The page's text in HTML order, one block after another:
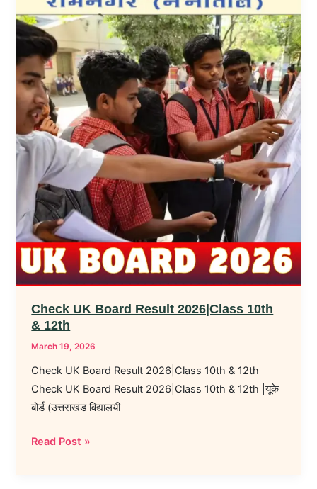
Check UK Board Result 2026|Class 10th
& 12th
March 19, 2026
Check UK Board Result 2026|Class 10th & 12th
Check UK Board Result 2026|Class 10th & 12th |यूके
बोर्ड (उत्तराखंड विद्यालयी
2026|Class
10th
12th
Read Post »